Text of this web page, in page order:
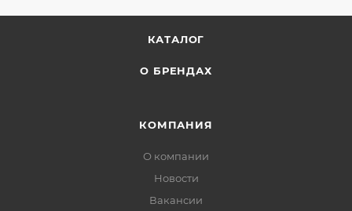
КАТАЛОГ
О БРЕНДАХ
КОМПАНИЯ
О компании
Новости
Вакансии